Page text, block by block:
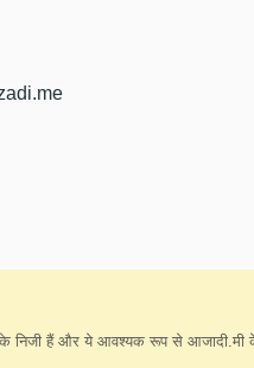
निजी हैं और ये आवश्यक रूप से आजादी.मी के